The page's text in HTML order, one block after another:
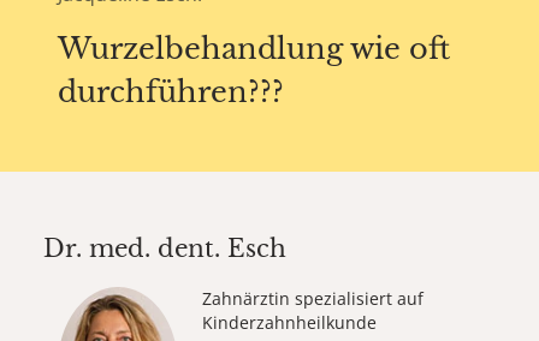
Wurzelbehandlung wie oft
durchführen???
Dr. med. dent. Esch
Zahnärztin spezialisiert auf
Kinderzahnheilkunde